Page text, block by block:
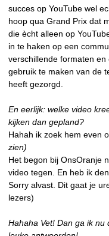
succes op YouTube wel
hoop qua Grand Prix dat
die ècht alleen op
in te haken op een
verschillende formaten
gebruik te maken van de
heeft gezorgd.
En eerlijk: welke video
kijken dan gepland?
Hahah ik zoek hem even
zien)
Het begon bij OnsOranje
video tegen. En heb ik
Sorry alvast. Dit gaat je
lezers)
Hahaha Vet! Dan ga ik